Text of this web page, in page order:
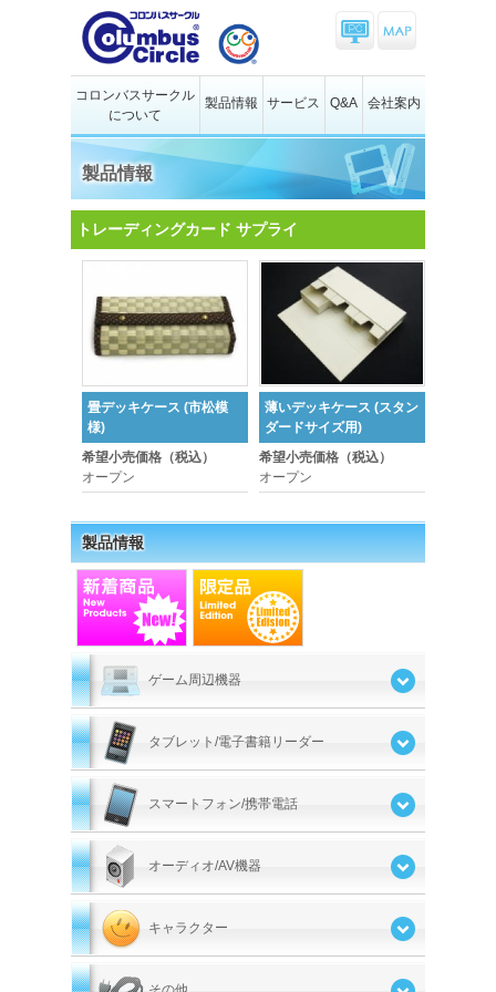
コロンバスサークル
について
製品情報 サービス Q&A 会社案内
製品情報
トレーディングカード サプライ
畳デッキケース (市松模
様)
希望小売価格（税込）
オープン
薄いデッキケース (スタン
ダードサイズ用)
希望小売価格（税込）
オープン
製品情報
ゲーム周辺機器
タブレット/電子書籍リーダー
スマートフォン/携帯電話
オーディオ/AV機器
キャラクター